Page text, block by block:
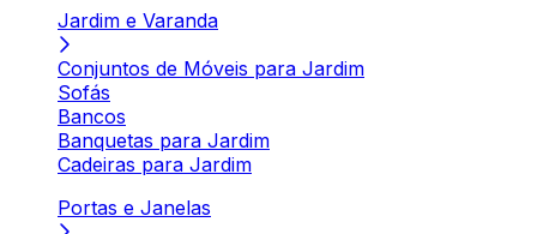
Jardim e Varanda
Conjuntos de Móveis para Jardim
Sofás
Bancos
Banquetas para Jardim
Cadeiras para Jardim
Portas e Janelas